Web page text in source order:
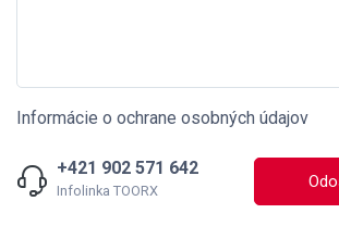
Informácie o ochrane osobných údajov
+421 902 571 642
Infolinka TOORX